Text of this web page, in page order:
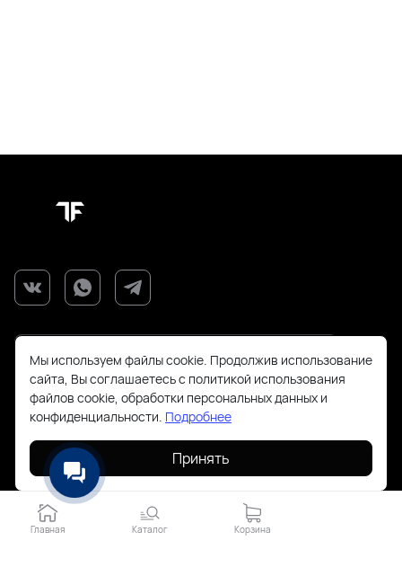
+7(925)143-70-18
order@todayfashion.ru
Смольная 63Б пав к14
Главная Каталог Корзина
Мы используем файлы cookie. Продолжив использование
сайта, Вы соглашаетесь с политикой использования
файлов cookie, обработки персональных данных и
конфиденциальности. Подробнее
Принять